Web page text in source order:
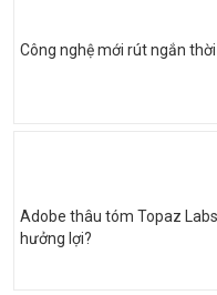
Công nghệ mới rút ngắn
Adobe thâu tóm Topaz
hưởng lợi?